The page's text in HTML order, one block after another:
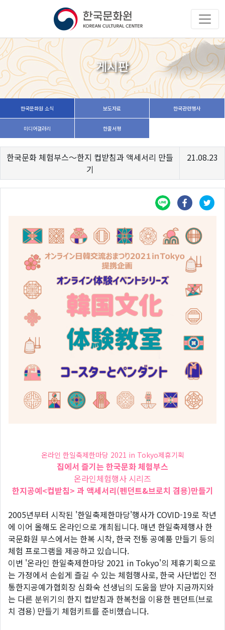
게시판
한국문화원 소식 보도자료 한국관련행사
미디어갤러리 한줄서평
한국문화 체험부스〜한지 컵받침과 액세서리 만들
기
21.08.23
온라인 한일축제한마당 2021 in Tokyo제휴기획
집에서 즐기는 한국문화 체험부스
온라인체험행사 시리즈
한지공예<컵받침> 과 액세서리(펜던트&브로치 겸용)만들기
2005년부터 시작된 '한일축제한마당'행사가 COVID-19로 작년
에 이어 올해도 온라인으로 개최됩니다. 매년 한일축제행사 한
국문화원 부스에서는 한복 시착, 한국 전통 공예품 만들기 등의
체험 프로그램을 제공하고 있습니다.
이번 '온라인 한일축제한마당 2021 in Tokyo'의 제휴기획으로
는 가정에서 손쉽게 즐길 수 있는 체험행사로, 한국 사단법인 전
통한지공예가협회장 심화숙 선생님의 도움을 받아 지금까지와
는 다른 분위기의 한지 컵받침과 한복천을 이용한 펜던트(브로
치 겸용) 만들기 체험키트를 준비했습니다.